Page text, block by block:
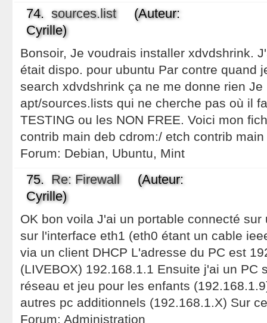
74. sources.list
(Auteur:
Cyrille)
Bonsoir, Je voudrais installer xdvdshrink.
était dispo. pour ubuntu Par contre quand
search xdvdshrink ça ne me donne rien
apt/sources.lists qui ne cherche pas où il
TESTING ou les NON FREE. Voici mon
contrib main deb cdrom:/ etch contrib main
Forum: Debian, Ubuntu, Mint
75. Re: Firewall(Auteur:
Cyrille)
OK bon voila J'ai un portable connecté sur
sur l'interface eth1 (eth0 étant un cable
via un client DHCP L'adresse du PC est
(LIVEBOX) 192.168.1.1 Ensuite j'ai un PC
réseau et jeu pour les enfants
autres pc additionnels (192.168.1.X) Sur
Forum: Administration